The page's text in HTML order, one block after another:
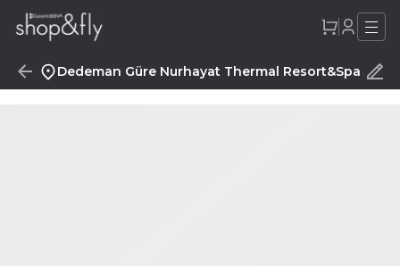
Dedeman Güre Nurhayat Thermal Resort&Spa